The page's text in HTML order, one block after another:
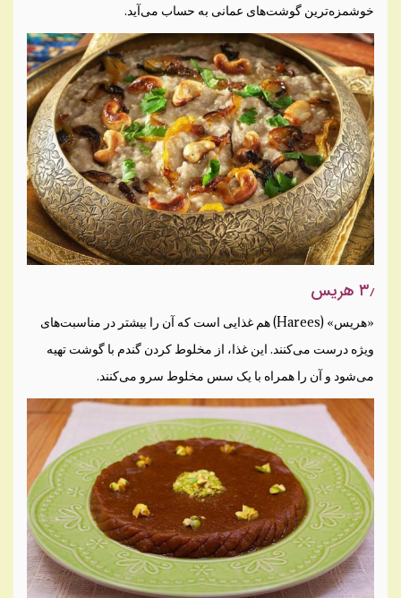
خوشمزه‌ترین گوشت‌های عمانی به حساب می‌آید.
۳٫ هریس
«هریس» (Harees) هم غذایی است که آن را بیشتر در مناسبت‌های
ویژه درست می‌کنند. این غذا، از مخلوط کردن گندم با گوشت تهیه
می‌شود و آن را همراه با یک سس مخلوط سرو می‌کنند.